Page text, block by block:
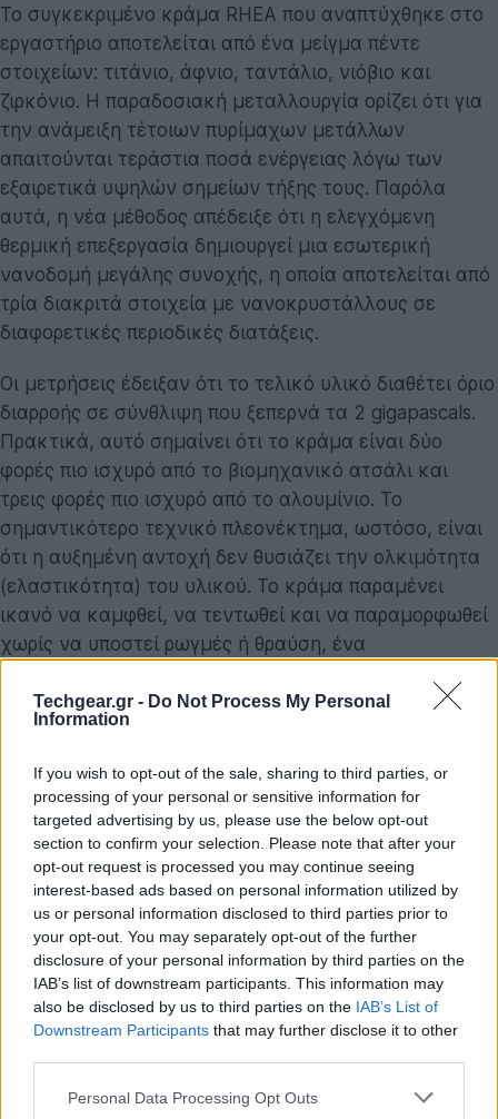
Techgear.gr - Do Not Process My Personal
Information
If you wish to opt-out of the sale, sharing to third parties, or
processing of your personal or sensitive information for
targeted advertising by us, please use the below opt-out
section to confirm your selection. Please note that after your
opt-out request is processed you may continue seeing
interest-based ads based on personal information utilized by
us or personal information disclosed to third parties prior to
your opt-out. You may separately opt-out of the further
disclosure of your personal information by third parties on the
IAB’s list of downstream participants. This information may
also be disclosed by us to third parties on the IAB’s List of
Downstream Participants that may further disclose it to other
Please note that this website/app uses one or more Google
Personal Data Processing Opt Outs
Το συγκεκριμένο κράμα RHEA που αναπτύχθηκε στο
εργαστήριο αποτελείται από ένα μείγμα πέντε
στοιχείων: τιτάνιο, άφνιο, ταντάλιο, νιόβιο και
ζιρκόνιο. Η παραδοσιακή μεταλλουργία ορίζει ότι για
την ανάμειξη τέτοιων πυρίμαχων μετάλλων
απαιτούνται τεράστια ποσά ενέργειας λόγω των
εξαιρετικά υψηλών σημείων τήξης τους. Παρόλα
αυτά, η νέα μέθοδος απέδειξε ότι η ελεγχόμενη
θερμική επεξεργασία δημιουργεί μια εσωτερική
νανοδομή μεγάλης συνοχής, η οποία αποτελείται από
τρία διακριτά στοιχεία με νανοκρυστάλλους σε
διαφορετικές περιοδικές διατάξεις.
Οι μετρήσεις έδειξαν ότι το τελικό υλικό διαθέτει όριο
διαρροής σε σύνθλιψη που ξεπερνά τα 2 gigapascals.
Πρακτικά, αυτό σημαίνει ότι το κράμα είναι δύο
φορές πιο ισχυρό από το βιομηχανικό ατσάλι και
τρεις φορές πιο ισχυρό από το αλουμίνιο. Το
σημαντικότερο τεχνικό πλεονέκτημα, ωστόσο, είναι
ότι η αυξημένη αντοχή δεν θυσιάζει την ολκιμότητα
(ελαστικότητα) του υλικού. Το κράμα παραμένει
ικανό να καμφθεί, να τεντωθεί και να παραμορφωθεί
χωρίς να υποστεί ρωγμές ή θραύση, ένα
σκληρότητας.
μικροσκοπικών ελαττωμάτων